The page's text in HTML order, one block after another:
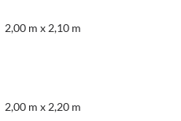
2,00 m x 2,10 m
2,00 m x 2,20 m